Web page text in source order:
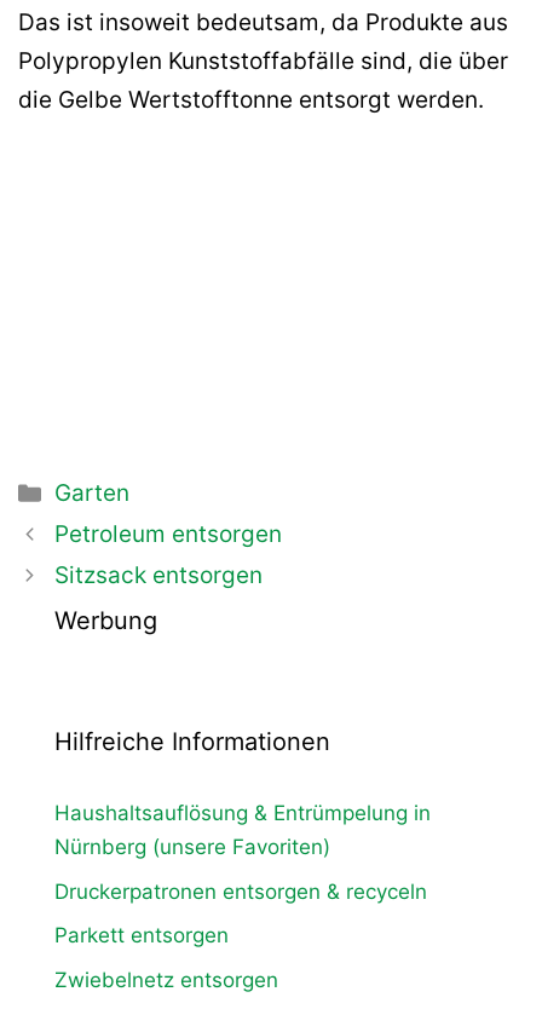
Das ist insoweit bedeutsam, da Produkte aus
Polypropylen Kunststoffabfälle sind, die über
die Gelbe Wertstofftonne entsorgt werden.
Kategorien
Garten
Beitrags-
Navigation
Petroleum entsorgen
Sitzsack entsorgen
Werbung
Hilfreiche Informationen
Haushaltsauflösung & Entrümpelung in
Nürnberg (unsere Favoriten)
Druckerpatronen entsorgen & recyceln
Parkett entsorgen
Zwiebelnetz entsorgen